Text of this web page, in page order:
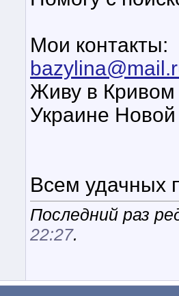
Мои контакты:
Живу в Кривом
Украине
Всем удачных
Последний раз
22:27.